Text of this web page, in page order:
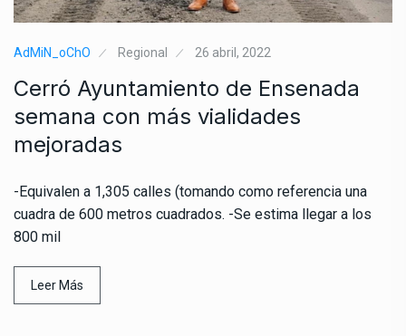
AdMiN_oChO Regional 26 abril, 2022
Cerró Ayuntamiento de Ensenada
semana con más vialidades
mejoradas
-Equivalen a 1,305 calles (tomando como referencia una
cuadra de 600 metros cuadrados. -Se estima llegar a los
800 mil
Leer Más